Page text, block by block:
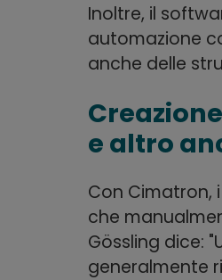
Inoltre, il
automazione
anche delle
e altro
Con Cimatron,
che
Gössling dice:
generalmente